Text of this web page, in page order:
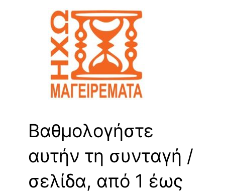
Βαθμολογήστε
αυτήν τη συνταγή /
σελίδα, από 1 έως